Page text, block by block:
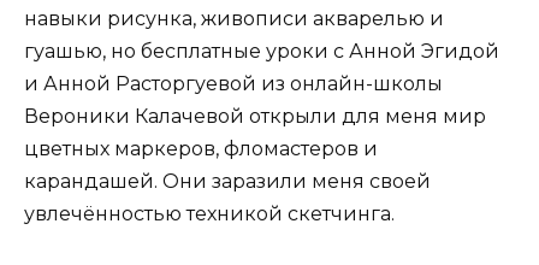
навыки рисунка, живописи акварелью и
гуашью, но бесплатные уроки с Анной Эгидой
и Анной Расторгуевой из онлайн-школы
Вероники Калачевой открыли для меня мир
цветных маркеров, фломастеров и
карандашей. Они заразили меня своей
увлечённостью техникой скетчинга.